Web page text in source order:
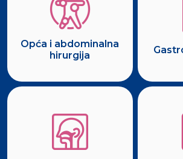
Opća i abdominalna
hirurgija